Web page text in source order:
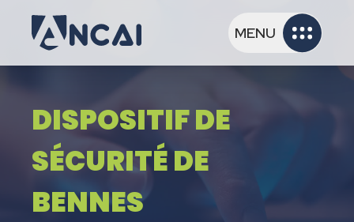
MENU
DISPOSITIF DE
SÉCURITÉ DE
BENNES